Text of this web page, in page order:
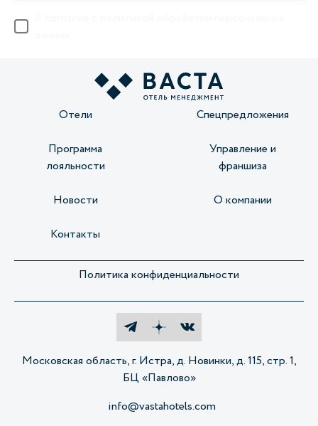
Отели Спецпредложения
Программа
лояльности
Управление и
франшиза
Новости О компании
Контакты
Политика конфиденциальности
Московская область, г. Истра, д. Новинки, д. 115, стр. 1,
БЦ «Павлово»
info@vastahotels.com